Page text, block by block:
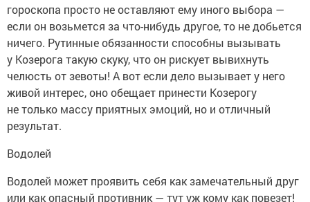
гороскопа просто не оставляют ему иного выбора —
если он возьмется за что-нибудь другое, то не добьется
ничего. Рутинные обязанности способны вызывать
у Козерога такую скуку, что он рискует вывихнуть
челюсть от зевоты! А вот если дело вызывает у него
живой интерес, оно обещает принести Козерогу
не только массу приятных эмоций, но и отличный
результат.
Водолей
Водолей может проявить себя как замечательный друг
или как опасный противник — тут уж кому как повезет!